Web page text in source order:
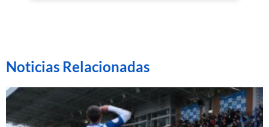
Noticias Relacionadas